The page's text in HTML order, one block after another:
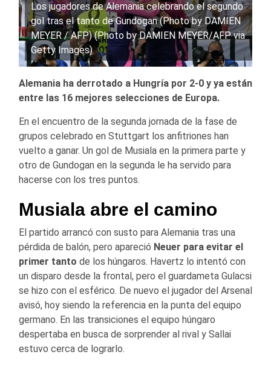
Los jugadores de Alemania celebrando el segundo
gol tras el tanto de Gundogan (Photo by DAMIEN
MEYER / AFP) (Photo by DAMIEN MEYER/AFP via
Getty Images)
Alemania ha derrotado a Hungría por 2-0 y ya están
entre las 16 mejores selecciones de Europa.
En el encuentro de la segunda jornada de la fase de
grupos celebrado en Stuttgart los anfitriones han
vuelto a ganar. Un gol de Musiala en la primera parte y
otro de Gundogan en la segunda le ha servido para
hacerse con los tres puntos.
Musiala abre el camino
El partido arrancó con susto para Alemania tras una
pérdida de balón, pero apareció Neuer para evitar el
primer tanto de los húngaros. Havertz lo intentó con
un disparo desde la frontal, pero el guardameta Gulacsi
se hizo con el esférico. De nuevo el jugador del Arsenal
avisó, hoy siendo la referencia en la punta del equipo
germano. En las transiciones el equipo húngaro
despertaba en busca de sorprender al rival y Sallai
estuvo cerca de lograrlo.